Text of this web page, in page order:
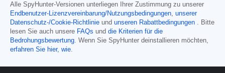
Alle SpyHunter-Versionen unterliegen Ihrer Zustimmung zu unserer
Endbenutzer-Lizenzvereinbarung/Nutzungsbedingungen, unserer
Datenschutz-/Cookie-Richtlinie und unseren Rabattbedingungen . Bitte
lesen Sie auch unsere FAQs und die Kriterien für die
Bedrohungsbewertung. Wenn Sie SpyHunter deinstallieren möchten,
erfahren Sie hier, wie.